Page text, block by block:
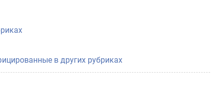
в других рубриках